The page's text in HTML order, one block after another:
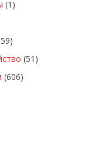
(1)
(51)
(606)